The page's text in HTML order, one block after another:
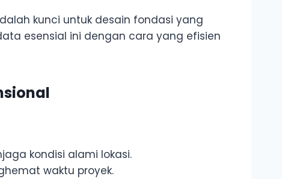
kunci untuk desain fondasi yang
esensial ini dengan cara yang efisien
kondisi alami lokasi.
waktu proyek.